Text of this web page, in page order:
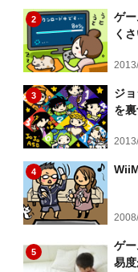
2
ゲ
く
3
ジ
を
4
5
ゲ
易